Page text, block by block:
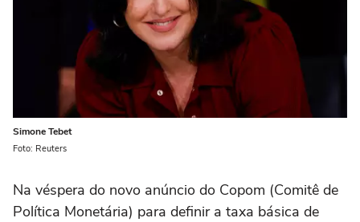
Simone Tebet
Foto: Reuters
Na véspera do novo anúncio do Copom (Comitê de
Política Monetária) para definir a taxa básica de